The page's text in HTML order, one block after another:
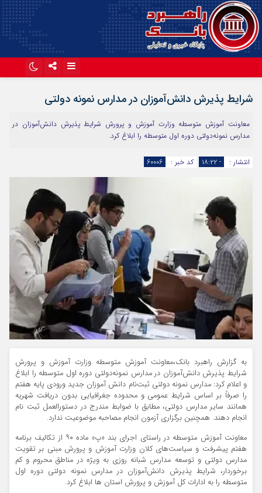
شرایط پذیرش دانش‌آموزان در مدارس نمونه‌ دولتی
معاونت آموزش متوسطه وزارت آموزش و پرورش شرایط پذیرش دانش‌آموزان در
مدارس نمونه‌دولتی دوره اول متوسطه را ابلاغ کرد.
انتشار : - ۱۸:۲۲ کد خبر : 60006
به گزارش راهبرد بانک،معاونت آموزش متوسطه وزارت آموزش و پرورش
شرایط پذیرش دانش‌آموزان در مدارس نمونه‌دولتی دوره اول متوسطه را ابلاغ
و اعلام کرد: مدارس نمونه دولتی ثبت‌نام دانش آموزان جدید ورودی پایه هفتم
را صرفاً بر اساس شرایط عمومی و محدوده جغرافیایی بدون دریافت شهریه
همانند سایر مدارس دولتی، مطابق با ضوابط مندرج در دستورالعمل ثبت نام
انجام دهند. همچنین برگزاری آزمون انجام مصاحبه موضوعیت ندارد.
معاونت آموزش متوسطه در راستای اجرای بند «پ» ماده ۹۰ از تکالیف برنامه
هفتم پیشرفت و سیاست‌های کلان وزارت آموزش و پرورش مبنی بر تقویت
مدارس دولتی و توسعه مدارس شبانه روزی به ویژه در مناطق محروم و کم
برخوردار، شرایط پذیرش دانش‌آموزان در مدارس نمونه دولتی دوره اول
متوسطه را به ادارات کل آموزش و پرورش استان ها ابلاغ کرد.